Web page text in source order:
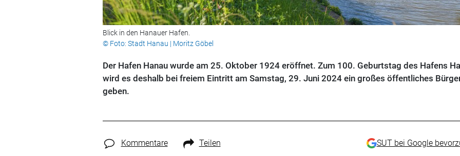
Blick in den Hanauer Hafen.
© Foto: Stadt Hanau | Moritz Göbel
Der Hafen Hanau wurde am 25. Oktober 1924 eröffnet. Zum 100. Geburtstag des Hafens
wird es deshalb bei freiem Eintritt am Samstag, 29. Juni 2024 ein großes öffentliches
geben.
Kommentare Teilen SUT bei Google